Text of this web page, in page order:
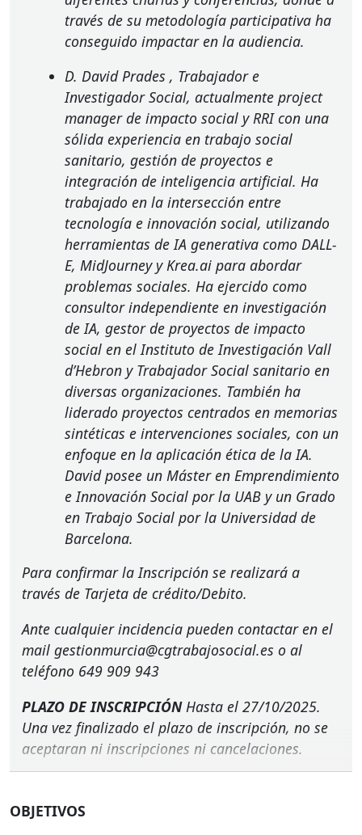
través de su metodología participativa ha
conseguido impactar en la audiencia.
D. David Prades , Trabajador e
Investigador Social, actualmente project
manager de impacto social yRRIcon una
sólida experiencia en trabajo social
sanitario, gestión de proyectos e
integración de inteligencia artificial. Ha
trabajado en la intersección entre
tecnología e innovación social, utilizando
herramientas de IA generativa como DALL-
E, MidJourney y Krea.ai para abordar
problemas sociales. Ha ejercido como
consultor independiente en investigación
de IA, gestor de proyectos de impacto
social en el Instituto de Investigación Vall
d’Hebron y Trabajador Social sanitario en
diversas organizaciones. También ha
liderado proyectos centrados en memorias
sintéticas e intervenciones sociales, con un
enfoque en la aplicación ética de la IA.
David posee un Máster en Emprendimiento
e Innovación Social por la UABy un Grado
en Trabajo Social por la Universidad de
Barcelona.
Para confirmar la Inscripción se realizará a
través de Tarjeta de crédito/Debito.
Ante cualquier incidencia pueden contactar en el
mail gestionmurcia@cgtrabajosocial.es o al
teléfono 649 909 943
PLAZO DEINSCRIPCIÓNHasta el 27/10/2025.
Una vez finalizado el plazo de inscripción, no se
aceptaran ni inscripciones ni cancelaciones.
OBJETIVOS